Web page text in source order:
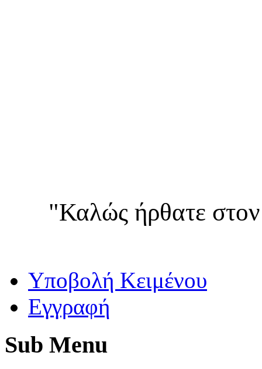
"Καλώς ήρθατε
Yποβολή Κειμένου
Εγγραφή
Sub Menu